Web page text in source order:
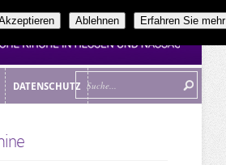
DATENSCHUTZ
Ablehnen Erfahren Sie mehr